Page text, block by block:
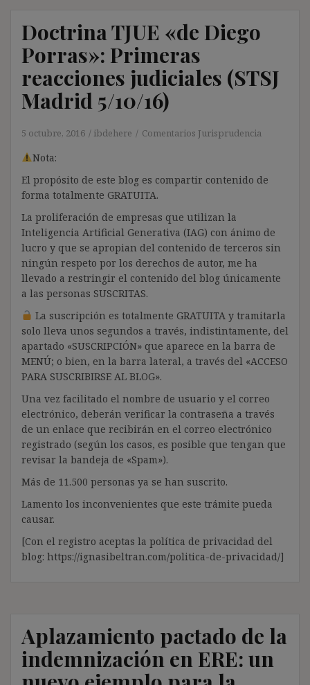
Doctrina TJUE «de Diego
Porras»: Primeras
reacciones judiciales (STSJ
Madrid 5/10/16)
5 octubre, 2016 ibdehere Comentarios Jurisprudencia
Nota:
El propósito de este blog es compartir contenido de
forma totalmente GRATUITA.
La proliferación de empresas que utilizan la
Inteligencia Artificial Generativa (IAG) con ánimo de
lucro y que se apropian del contenido de terceros sin
ningún respeto por los derechos de autor, me ha
llevado a restringir el contenido del blog únicamente
a las personas SUSCRITAS.
La suscripción es totalmente GRATUITA y tramitarla
solo lleva unos segundos a través, indistintamente, del
apartado «SUSCRIPCIÓN» que aparece en la barra de
MENÚ; o bien, en la barra lateral, a través del «ACCESO
PARA SUSCRIBIRSE AL BLOG».
Una vez facilitado el nombre de usuario y el correo
electrónico, deberán verificar la contraseña a través
de un enlace que recibirán en el correo electrónico
registrado (según los casos, es posible que tengan que
revisar la bandeja de «Spam»).
Más de 11.500 personas ya se han suscrito.
Lamento los inconvenientes que este trámite pueda
causar.
[Con el registro aceptas la política de privacidad del
blog: https://ignasibeltran.com/politica-de-privacidad/]
Aplazamiento pactado de la
indemnización en ERE: un